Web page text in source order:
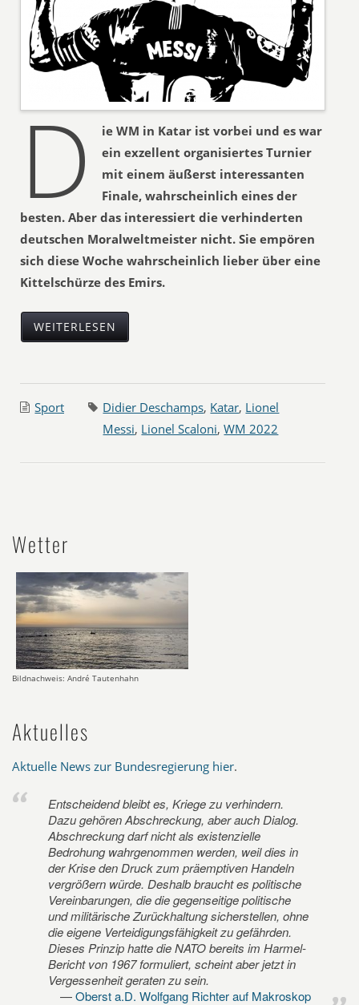
D
ie WM in Katar ist vorbei und es war
ein exzellent organisiertes Turnier
mit einem äußerst interessanten
Finale, wahrscheinlich eines der
besten. Aber das interessiert die verhinderten
deutschen Moralweltmeister nicht. Sie empören
sich diese Woche wahrscheinlich lieber über eine
Kittelschürze des Emirs.
WEITERLESEN
Sport Didier Deschamps, Katar, Lionel
Messi, Lionel Scaloni,WM 2022
Wetter
Bildnachweis: André Tautenhahn
Aktuelles
Aktuelle News zur Bundesregierung hier.
Entscheidend bleibt es, Kriege zu verhindern.
Dazu gehören Abschreckung, aber auch Dialog.
Abschreckung darf nicht als existenzielle
Bedrohung wahrgenommen werden, weil dies in
der Krise den Druck zum präemptiven Handeln
vergrößern würde. Deshalb braucht es politische
Vereinbarungen, die die gegenseitige politische
und militärische Zurückhaltung sicherstellen, ohne
die eigene Verteidigungsfähigkeit zu gefährden.
Dieses Prinzip hatte die NATO bereits im Harmel-
Bericht von 1967 formuliert, scheint aber jetzt in
Vergessenheit geraten zu sein.
Oberst a.D. Wolfgang Richter auf Makroskop